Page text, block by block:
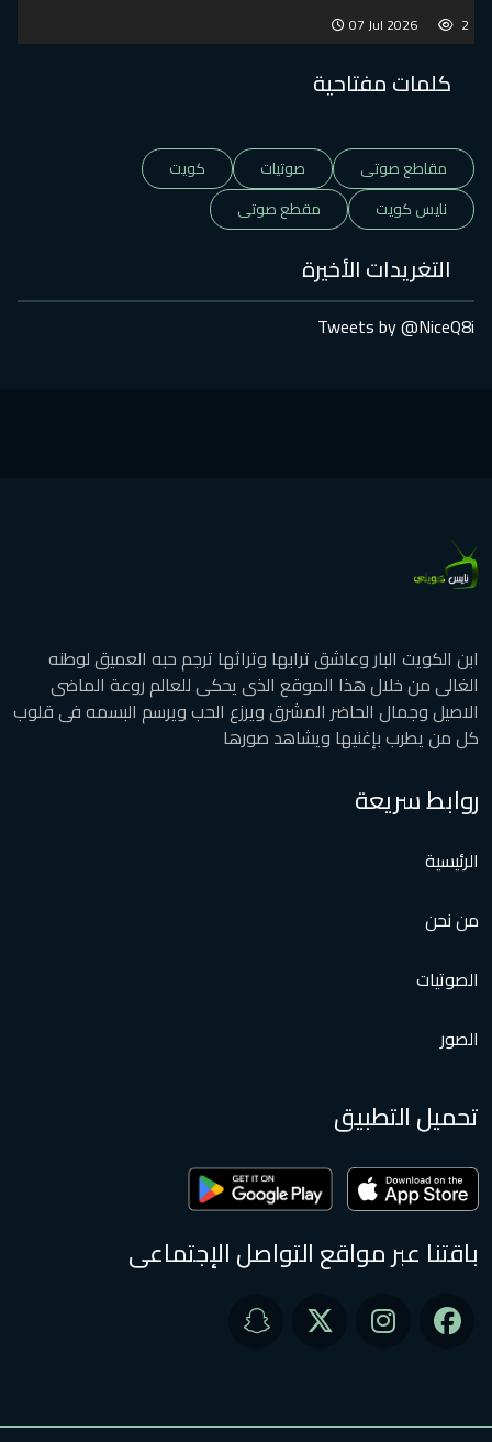
07 Jul 2026
كلمات مفتاحية
مقاطع صوتى صوتيات
كويت
نايس كويت
مقطع صوتى
التغريدات الأخيرة
Tweets by @NiceQ8i
ابن الكويت البار وعاشق ترابها وتراثها ترجم حبه العميق لوطنه
الغالى من خلال هذا الموقع الذى يحكى للعالم روعة الماضى
الاصيل وجمال الحاضر المشرق ويرزع الحب ويرسم البسمه فى قلوب
كل من يطرب بإغنيها ويشاهد صورها
روابط سريعة
الرئيسية
من نحن
الصوتيات
الصور
تحميل التطبيق
باقتنا عبر مواقع التواصل الإجتماعى